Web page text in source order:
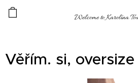
Welcome to Karolína
Věřím. si, oversize